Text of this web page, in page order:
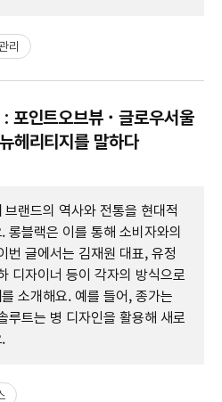
리
포인트오브뷰 · 글로우서울
헤리티지를 말하다
랜드의 역사와 전통을 현대적
롱블랙은 이를 통해 소비자와의
번 글에서는 김재원 대표, 유정
디자이너 등이 각자의 방식으로
소개해요. 예를 들어, 종가는
루트는 병 디자인을 활용해 새로